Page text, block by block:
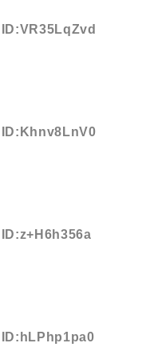
ID:Khnv8LnV0
ID:hLPhp1pa0